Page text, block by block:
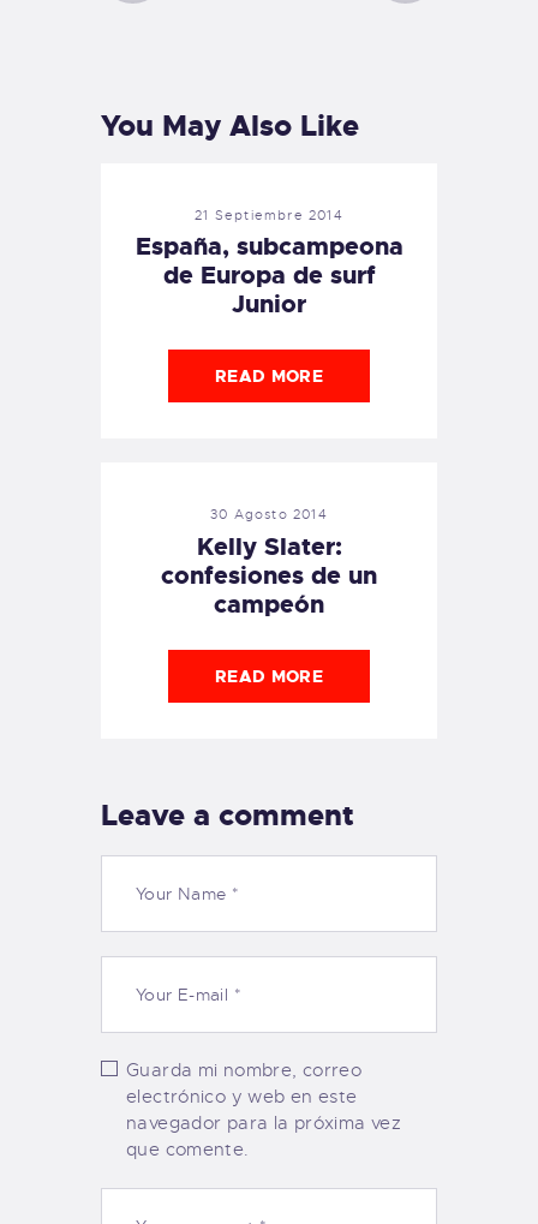
You May Also Like
21 Septiembre 2014
España, subcampeona
de Europa de surf
Junior
READ MORE
30 Agosto 2014
Kelly Slater:
confesiones de un
campeón
READ MORE
Leave a comment
Guarda mi nombre, correo
electrónico y web en este
navegador para la próxima vez
que comente.